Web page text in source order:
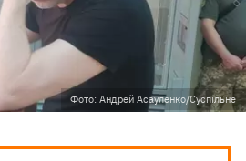
Фото: Андрей Асауленко/Суспільне